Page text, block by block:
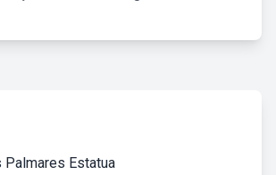
Palmares Estatua